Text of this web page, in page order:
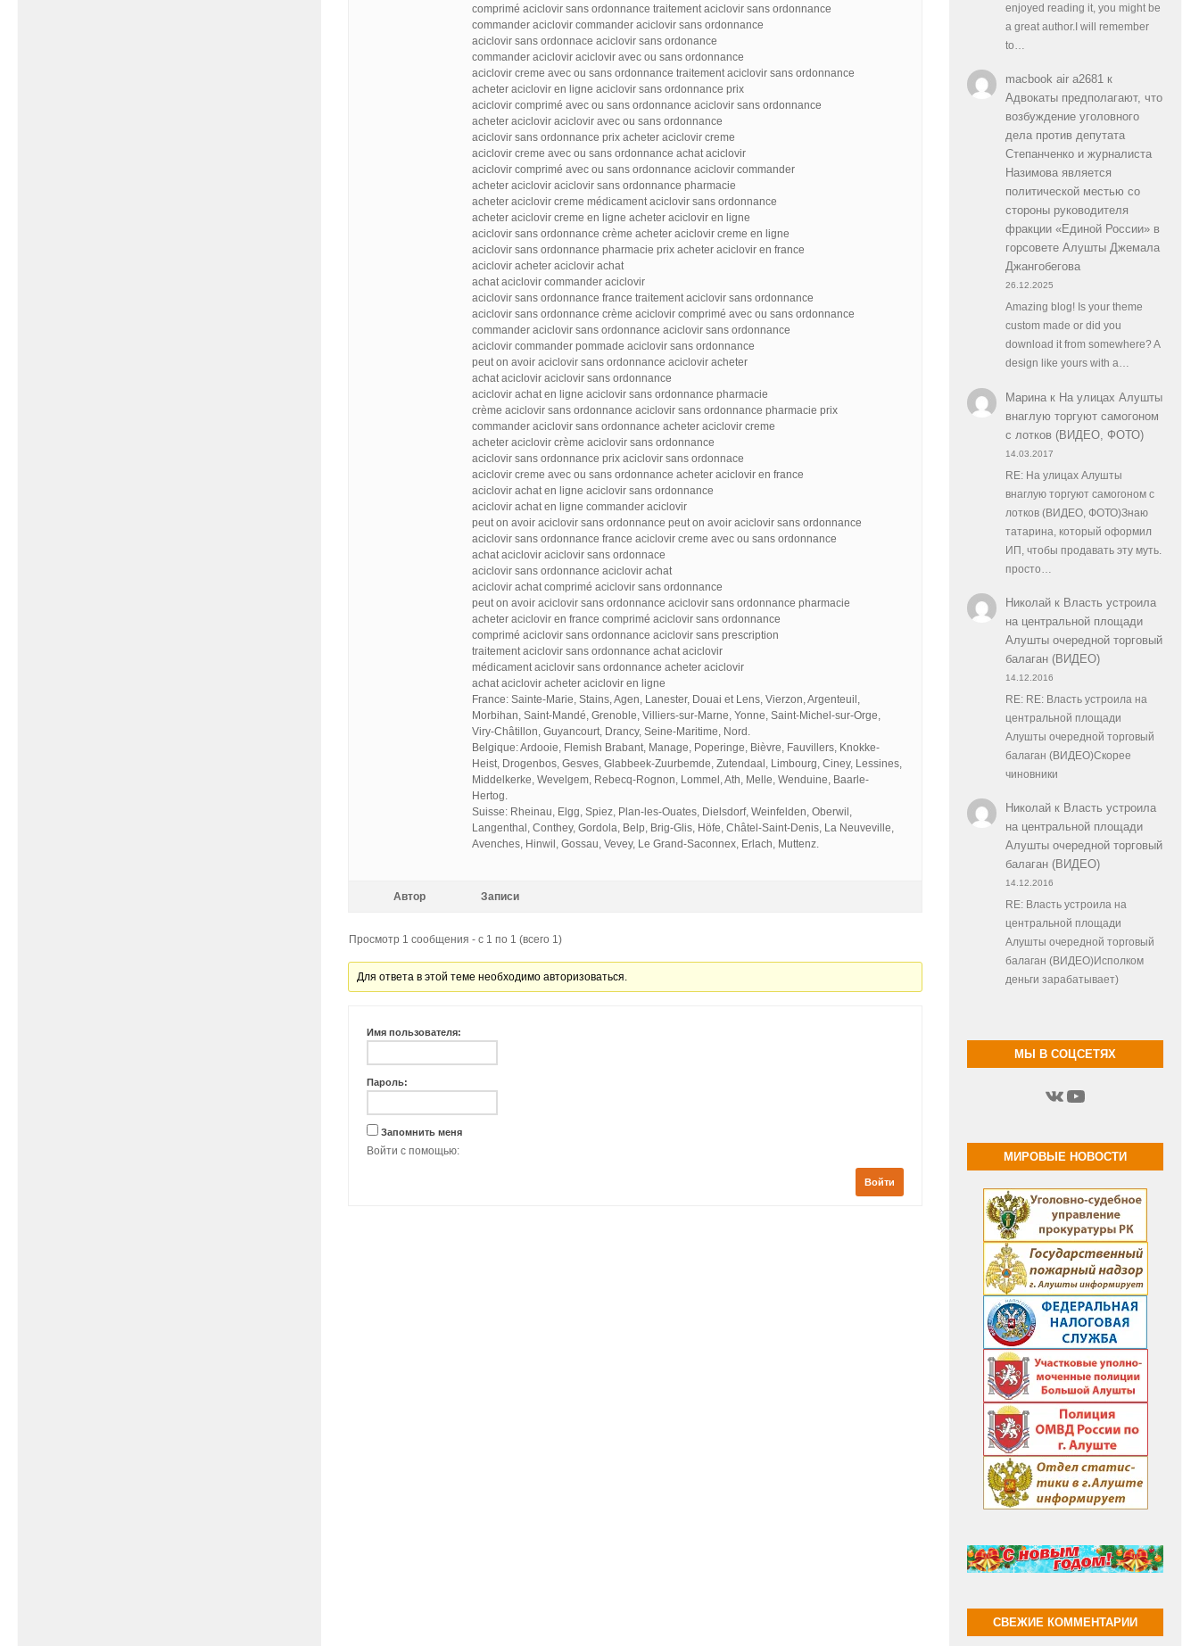
comprimé aciclovir sans ordonnance traitement aciclovir sans ordonnance
commander aciclovir commander aciclovir sans ordonnance
aciclovir sans ordonnace aciclovir sans ordonance
commander aciclovir aciclovir avec ou sans ordonnance
aciclovir creme avec ou sans ordonnance traitement aciclovir sans ordonnance
acheter aciclovir en ligne aciclovir sans ordonnance prix
aciclovir comprimé avec ou sans ordonnance aciclovir sans ordonnance
acheter aciclovir aciclovir avec ou sans ordonnance
aciclovir sans ordonnance prix acheter aciclovir creme
aciclovir creme avec ou sans ordonnance achat aciclovir
aciclovir comprimé avec ou sans ordonnance aciclovir commander
acheter aciclovir aciclovir sans ordonnance pharmacie
acheter aciclovir creme médicament aciclovir sans ordonnance
acheter aciclovir creme en ligne acheter aciclovir en ligne
aciclovir sans ordonnance crème acheter aciclovir creme en ligne
aciclovir sans ordonnance pharmacie prix acheter aciclovir en france
aciclovir acheter aciclovir achat
achat aciclovir commander aciclovir
aciclovir sans ordonnance france traitement aciclovir sans ordonnance
aciclovir sans ordonnance crème aciclovir comprimé avec ou sans ordonnance
commander aciclovir sans ordonnance aciclovir sans ordonnance
aciclovir commander pommade aciclovir sans ordonnance
peut on avoir aciclovir sans ordonnance aciclovir acheter
achat aciclovir aciclovir sans ordonnance
aciclovir achat en ligne aciclovir sans ordonnance pharmacie
crème aciclovir sans ordonnance aciclovir sans ordonnance pharmacie prix
commander aciclovir sans ordonnance acheter aciclovir creme
acheter aciclovir crème aciclovir sans ordonnance
aciclovir sans ordonnance prix aciclovir sans ordonnace
aciclovir creme avec ou sans ordonnance acheter aciclovir en france
aciclovir achat en ligne aciclovir sans ordonnance
aciclovir achat en ligne commander aciclovir
peut on avoir aciclovir sans ordonnance peut on avoir aciclovir sans ordonnance
aciclovir sans ordonnance france aciclovir creme avec ou sans ordonnance
achat aciclovir aciclovir sans ordonnace
aciclovir sans ordonnance aciclovir achat
aciclovir achat comprimé aciclovir sans ordonnance
peut on avoir aciclovir sans ordonnance aciclovir sans ordonnance pharmacie
acheter aciclovir en france comprimé aciclovir sans ordonnance
comprimé aciclovir sans ordonnance aciclovir sans prescription
traitement aciclovir sans ordonnance achat aciclovir
médicament aciclovir sans ordonnance acheter aciclovir
achat aciclovir acheter aciclovir en ligne
France: Sainte-Marie, Stains, Agen, Lanester, Douai et Lens, Vierzon, Argenteuil,
Morbihan, Saint-Mandé, Grenoble, Villiers-sur-Marne, Yonne, Saint-Michel-sur-Orge,
Viry-Châtillon, Guyancourt, Drancy, Seine-Maritime, Nord.
Belgique: Ardooie, Flemish Brabant, Manage, Poperinge, Bièvre, Fauvillers, Knokke-
Heist, Drogenbos, Gesves, Glabbeek-Zuurbemde, Zutendaal, Limbourg, Ciney, Lessines,
Middelkerke, Wevelgem, Rebecq-Rognon, Lommel, Ath, Melle, Wenduine, Baarle-
Hertog.
Suisse: Rheinau, Elgg, Spiez, Plan-les-Ouates, Dielsdorf, Weinfelden, Oberwil,
Langenthal, Conthey, Gordola, Belp, Brig-Glis, Höfe, Châtel-Saint-Denis, La Neuveville,
Avenches, Hinwil, Gossau, Vevey, Le Grand-Saconnex, Erlach, Muttenz.
Автор Записи
Просмотр 1 сообщения - с 1 по 1 (всего 1)
Для ответа в этой теме необходимо авторизоваться.
Имя пользователя:
Пароль:
Запомнить меня
Войти с помощью:
Войти
enjoyed reading it, you might be
a great author.I will remember
to…
macbook air a2681к
Адвокаты предполагают, что
возбуждение уголовного
дела против депутата
Степанченко и журналиста
Назимова является
политической местью со
стороны руководителя
фракции «Единой России» в
горсовете Алушты Джемала
Джангобегова
26.12.2025
Amazing blog! Is your theme
custom made or did you
download it from somewhere? A
design like yours with a…
Маринак На улицах Алушты
внаглую торгуют самогоном
с лотков (ВИДЕО, ФОТО)
14.03.2017
RE: На улицах Алушты
внаглую торгуют самогоном с
лотков (ВИДЕО, ФОТО)Знаю
татарина, который оформил
ИП, чтобы продавать эту муть.
просто…
Николайк Власть устроила
на центральной площади
Алушты очередной торговый
балаган (ВИДЕО)
14.12.2016
RE: RE: Власть устроила на
центральной площади
Алушты очередной торговый
балаган (ВИДЕО)Скорее
чиновники
Николайк Власть устроила
на центральной площади
Алушты очередной торговый
балаган (ВИДЕО)
14.12.2016
RE: Власть устроила на
центральной площади
Алушты очередной торговый
балаган (ВИДЕО)Исполком
деньги зарабатывает)
МЫ В СОЦСЕТЯХ
ВКонтакте
YouTube
МИРОВЫЕ НОВОСТИ
СВЕЖИЕ КОММЕНТАРИИ